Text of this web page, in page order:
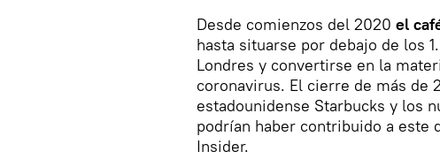
Desde comienzos del 2020 el
hasta situarse por debajo de los
Londres y convertirse en la
coronavirus. El cierre de más de
estadounidense Starbucks y los
podrían haber contribuido a este
Insider.